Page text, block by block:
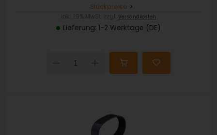
Stückpreise
Versandkosten
Lieferung: 1-2 Werktage (DE)
Down